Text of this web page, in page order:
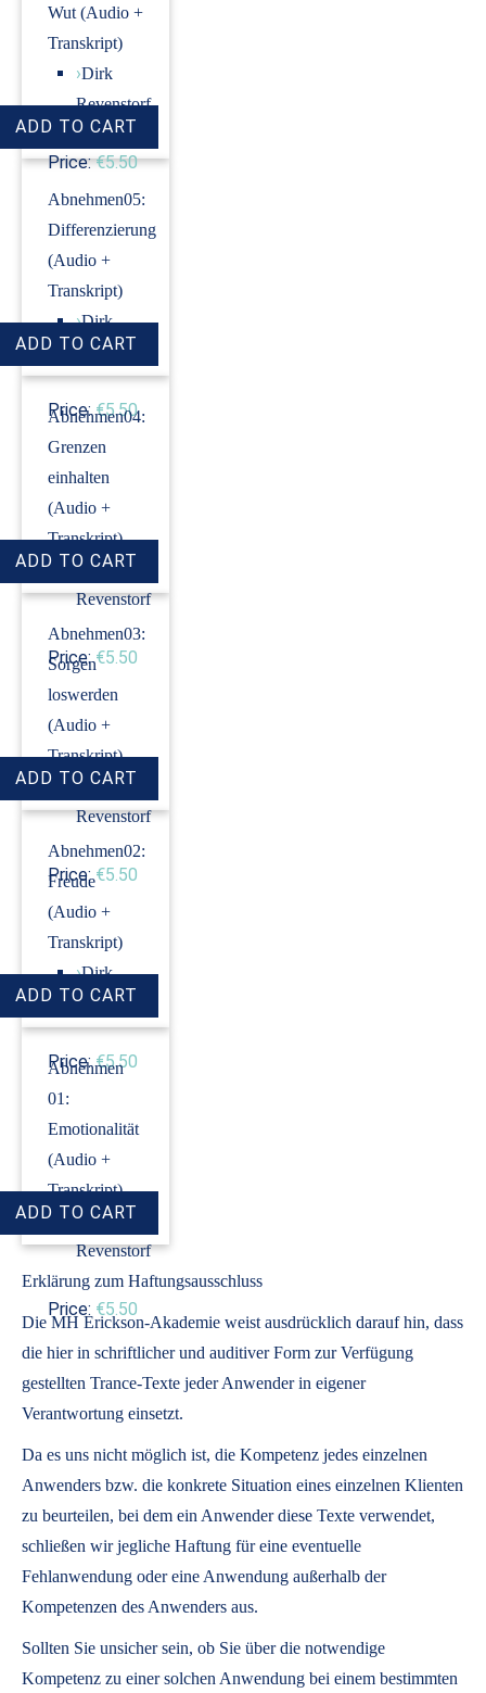
Wut (Audio +
Transkript)
›Dirk
Revenstorf
Price: €5.50
Abnehmen05:
Differenzierung
(Audio +
Transkript)
›Dirk
Revenstorf
Price: €5.50
Abnehmen04:
Grenzen
einhalten
(Audio +
Transkript)
›Dirk
Revenstorf
Price: €5.50
Abnehmen03:
Sorgen
loswerden
(Audio +
Transkript)
›Dirk
Revenstorf
Price: €5.50
Abnehmen02:
Freude
(Audio +
Transkript)
›Dirk
Revenstorf
Price: €5.50
Abnehmen
01:
Emotionalität
(Audio +
Transkript)
›Dirk
Revenstorf
Price: €5.50
Erklärung zum Haftungsausschluss
Die MH Erickson-Akademie weist ausdrücklich darauf hin, dass
die hier in schriftlicher und auditiver Form zur Verfügung
gestellten Trance-Texte jeder Anwender in eigener
Verantwortung einsetzt.
Da es uns nicht möglich ist, die Kompetenz jedes einzelnen
Anwenders bzw. die konkrete Situation eines einzelnen Klienten
zu beurteilen, bei dem ein Anwender diese Texte verwendet,
schließen wir jegliche Haftung für eine eventuelle
Fehlanwendung oder eine Anwendung außerhalb der
Kompetenzen des Anwenders aus.
Sollten Sie unsicher sein, ob Sie über die notwendige
Kompetenz zu einer solchen Anwendung bei einem bestimmten